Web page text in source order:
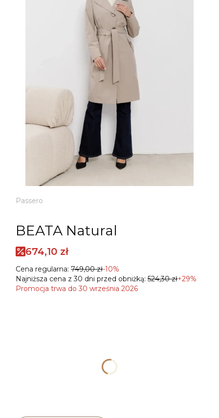
Passero
BEATA Natural
674,10 zł
Cena regularna: 749,00 zł-10%
Najniższa cena z 30 dni przed obniżką: 524,30 zł+29%
Promocja trwa do 30 września 2026